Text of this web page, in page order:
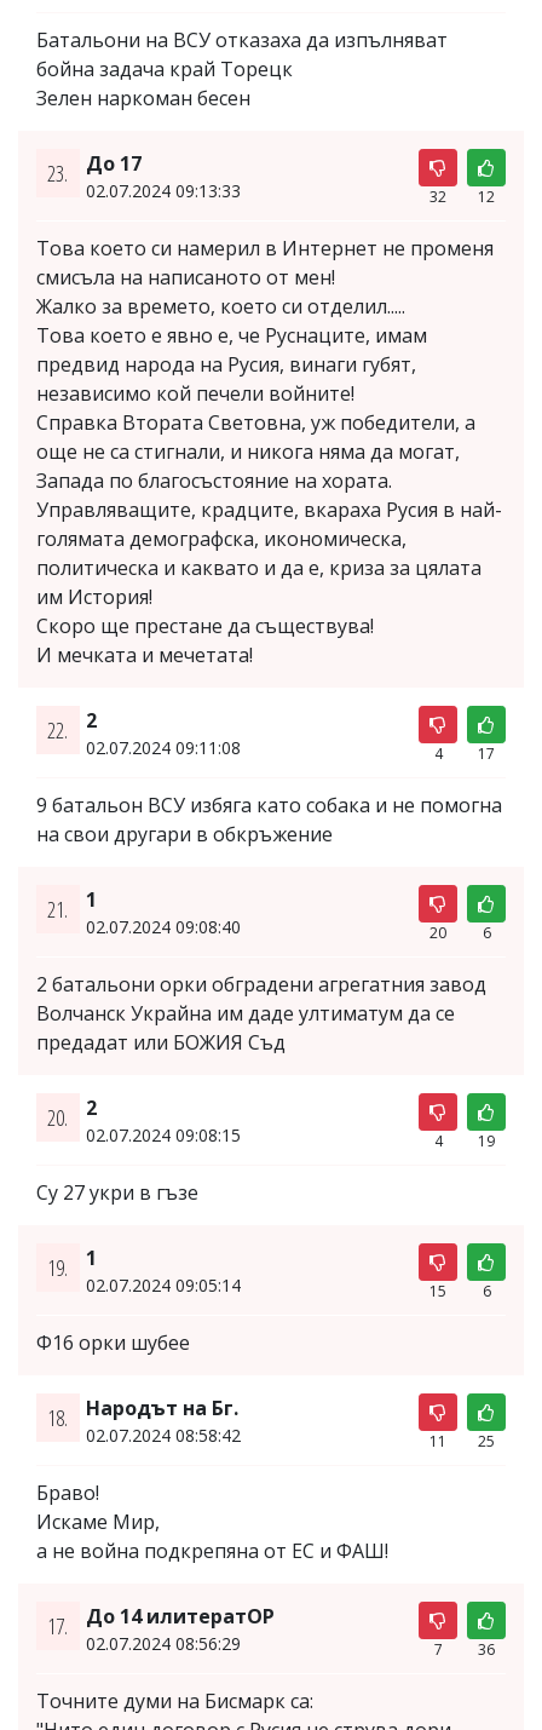
Батальони на ВСУ отказаха да изпълняват
бойна задача край Торецк
Зелен наркоман бесен
23. До 17
02.07.2024 09:13:33 32 12
Това което си намерил в Интернет не променя
смисъла на написаното от мен!
Жалко за времето, което си отделил.....
Това което е явно е, че Руснаците, имам
предвид народа на Русия, винаги губят,
независимо кой печели войните!
Справка Втората Световна, уж победители, а
още не са стигнали, и никога няма да могат,
Запада по благосъстояние на хората.
Управляващите, крадците, вкараха Русия в най-
голямата демографска, икономическа,
политическа и каквато и да е, криза за цялата
им История!
Скоро ще престане да съществува!
И мечката и мечетата!
22. 2
02.07.2024 09:11:08 4 17
9 батальон ВСУ избяга като собака и не помогна
на свои другари в обкръжение
21. 1
02.07.2024 09:08:40 20 6
2 батальони орки обградени агрегатния завод
Волчанск Украйна им даде ултиматум да се
предадат или БОЖИЯ Съд
20. 2
02.07.2024 09:08:15 4 19
Су 27 укри в гъзе
19. 1
02.07.2024 09:05:14 15 6
Ф16 орки шубее
18. Народът на Бг.
02.07.2024 08:58:42 11 25
Браво!
Искаме Мир,
а не война подкрепяна от ЕС и ФАШ!
17. До 14 илитератОР
02.07.2024 08:56:29 7 36
Точните думи на Бисмарк са: